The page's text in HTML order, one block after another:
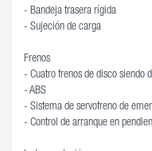
- Bandeja trasera rígida
- Sujeción de carga
Frenos
- Cuatro frenos de disco siendo
- ABS
- Sistema de servofreno de
- Control de arranque en